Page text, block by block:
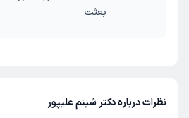
بعثت
نظرات درباره دکتر شبنم علیپور